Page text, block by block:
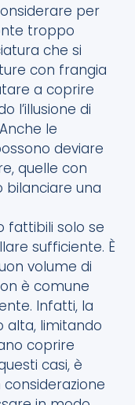
per
troppo
che si
con frangia
a coprire
l’illusione di
le
deviare
quelle con
bilanciare una
fattibili solo se
sufficiente. È
volume di
è comune
Infatti, la
alta, limitando
coprire
casi, è